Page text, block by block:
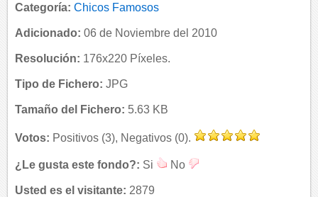
Categoría: Chicos Famosos
Adicionado: 06 de Noviembre del 2010
Resolución: 176x220 Píxeles.
Tipo de Fichero: JPG
Tamaño del Fichero: 5.63 KB
Votos: Positivos (3), Negativos (0).
¿Le gusta este fondo?: Si No
Usted es el visitante: 2879